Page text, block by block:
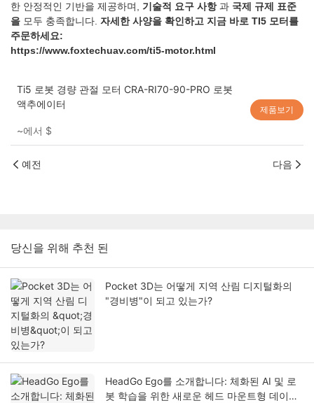
한 안정적인 기반을 제공하며, 기술적 요구 사항과 국제 규제 표준
을 모두 충족합니다. 자세한 사양을 확인하고 지금 바로 TI5 모터를
주문하세요:
https://www.foxtechuav.com/ti5-motor.html
Ti5 로봇 경량 관절 모터 CRA-RI70-90-PRO 로봇
액추에이터
~에서 $
제품보기
예전 다음
당신을 위해 추천 된
Pocket 3D는 어떻게 지역 산림 디지털화의
"경비병"이 되고 있는가?
HeadGo Ego를 소개합니다: 체화된 AI 및 로
봇 학습을 위한 새로운 헤드 마운트형 데이터